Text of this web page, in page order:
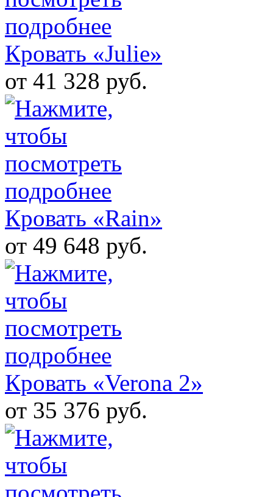
Кровать «Julie»
от 41 328 руб.
Кровать «Rain»
от 49 648 руб.
Кровать «Verona 2»
от 35 376 руб.